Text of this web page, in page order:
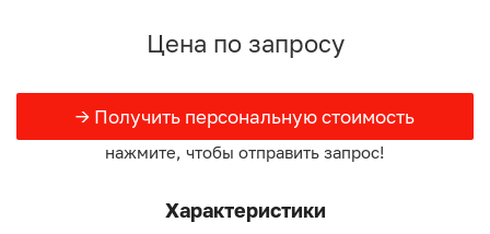
Цена по запросу
→ Получить персональную стоимость
нажмите, чтобы отправить запрос!
Характеристики